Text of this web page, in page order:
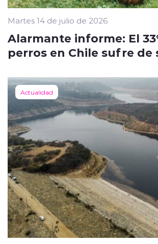
Martes 14 de julio de 2026
Alarmante informe: El
perros en Chile sufre de
Actualidad